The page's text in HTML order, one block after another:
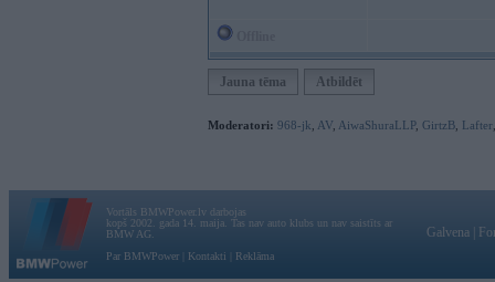
Jauna tēma Atbildēt
Moderatori: 968-jk AV AiwaShuraLLP, GirtzB Lafter
Vortāls BMWPower.lv darbojas
kopš 2002. gada 14. maija. Tas nav auto klubs un nav saistīts ar
BMW AG.
Par BMWPower
Kontakti Reklāma
Galvena